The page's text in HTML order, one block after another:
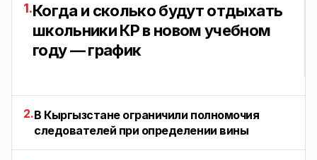
1.Когда и сколько будут отдыхать
школьники КР в новом учебном
году — график
2.В Кыргызстане ограничили полномочия
следователей при определении вины